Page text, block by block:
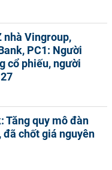
nhà Vingroup,
PC1: Người
cổ phiếu, người
Tăng quy mô đàn
đã chốt giá nguyên